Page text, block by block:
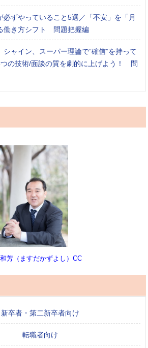
必ずやっていること5選／「不安」を「月
働き方シフト 問題把握編
シャイン、スーパー理論で”確信”を持って
の技術/面談の質を劇的に上げよう！ 問
芳（ますだかずよし）CC
新卒者・第二新卒者向け
転職者向け